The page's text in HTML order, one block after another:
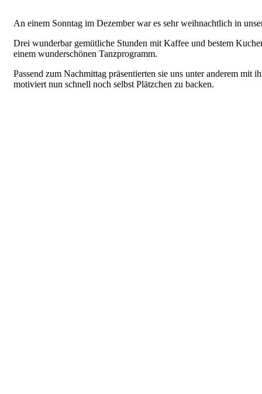
An einem Sonntag im Dezember war es sehr weihnachtlich in
Drei wunderbar gemütliche Stunden mit Kaffee und bestem
einem wunderschönen Tanzprogramm.
Passend zum Nachmittag präsentierten sie uns unter anderem
motiviert nun schnell noch selbst Plätzchen zu backen.